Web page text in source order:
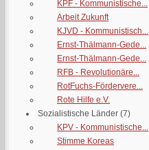
KPF - Kommunistische...
Arbeit Zukunft
KJVD - Kommunistisch...
Ernst-Thälmann-Gede...
Ernst-Thälmann-Gede...
RFB - Revolutionäre...
RotFuchs-Fördervere...
Rote Hilfe e.V.
Sozialistische Länder (7)
KPV - Kommunistische...
Stimme Koreas